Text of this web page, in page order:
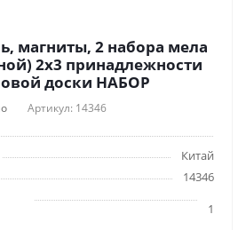
магниты, 2 набора мела
2х3 принадлежности
доски НАБОР
Артикул: 14346
Китай
14346
1